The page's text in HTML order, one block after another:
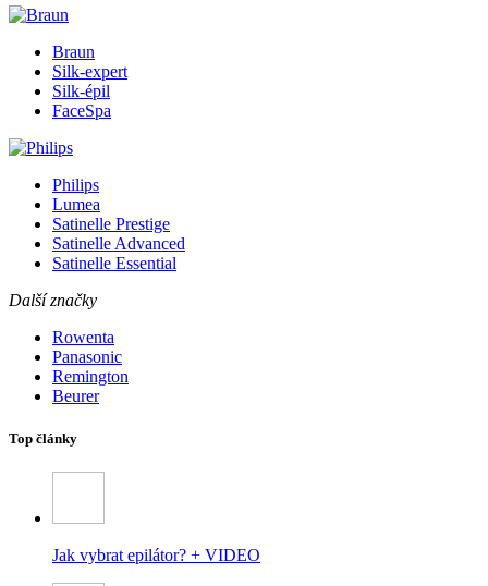
Braun
Silk-expert
Silk-épil
FaceSpa
Philips
Lumea
Satinelle Prestige
Satinelle Advanced
Satinelle Essential
Další značky
Rowenta
Panasonic
Remington
Beurer
Top články
Jak vybrat epilátor? + VIDEO